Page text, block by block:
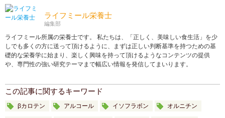
ライフミール栄養士
編集部
ライフミール所属の栄養士です。 私たちは、「正しく、美味しい食生活」を少
しでも多くの方に送って頂けるように、まずは正しい判断基準を持つための基
礎的な栄養学に始まり、楽しく興味を持って頂けるようなコンテンツの提供
や、専門性の強い研究テーマまで幅広い情報を発信してまいります。
この記事に関するキーワード
βカロテン アルコール イソフラボン オルニチン